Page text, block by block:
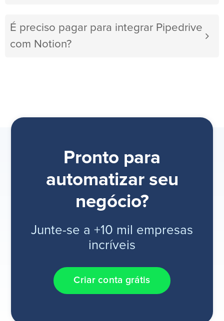
É preciso pagar para integrar Pipedrive
com Notion?
Pronto para
automatizar seu
negócio?
Junte-se a +10 mil empresas
incríveis
Criar conta grátis